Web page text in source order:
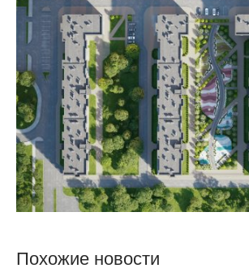
Похожие новости